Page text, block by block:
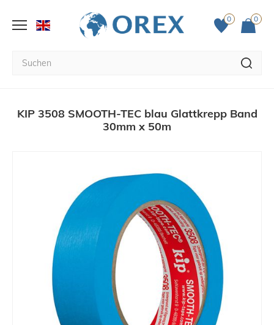
0 0
KIP 3508 SMOOTH-TEC blau Glattkrepp Band
30mm x 50m